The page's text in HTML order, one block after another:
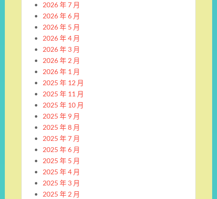
2026 年 7 月
2026 年 6 月
2026 年 5 月
2026 年 4 月
2026 年 3 月
2026 年 2 月
2026 年 1 月
2025 年 12 月
2025 年 11 月
2025 年 10 月
2025 年 9 月
2025 年 8 月
2025 年 7 月
2025 年 6 月
2025 年 5 月
2025 年 4 月
2025 年 3 月
2025 年 2 月